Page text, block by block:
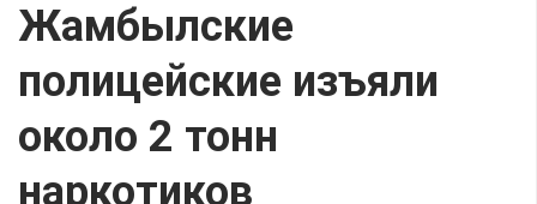
Жамбылские
полицейские изъяли
около 2 тонн
наркотиков